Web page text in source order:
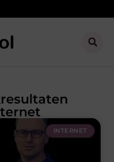
INTERNET